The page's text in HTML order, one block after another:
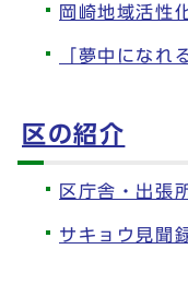
岡崎地域活性
「夢中になれ
区の紹介
区庁舎・出張
サキョウ見聞